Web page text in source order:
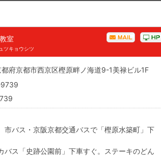
室
ツキョウシツ
府京都市西京区樫原畔ノ海道9-1美禄ビル1F
バス・京阪京都交通バスで「樫原水築町」下
ス「史跡公園前」下車すぐ。ステーキのどん